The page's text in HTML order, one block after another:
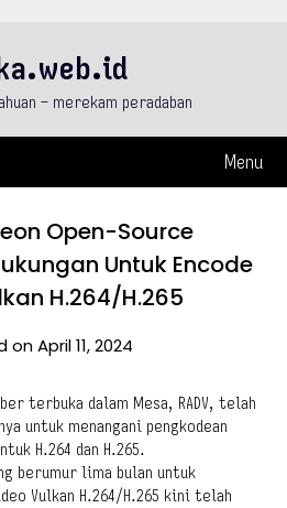
– merekam peradaban
Menu
Open-Source
Untuk Encode
H.264/H.265
on April 11, 2024
terbuka dalam Mesa, RADV, telah
untuk menangani pengkodean
H.264 dan H.265.
berumur lima bulan untuk
Vulkan H.264/H.265 kini telah